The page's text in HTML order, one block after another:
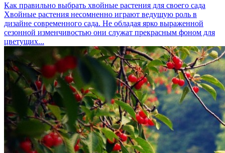
Как правильно выбрать хвойные растения для своего сада
Хвойные растения несомненно играют ведущую роль в
дизайне современного сада. Не обладая ярко выраженной
сезонной изменчивостью они служат прекрасным фоном для
цветущих...